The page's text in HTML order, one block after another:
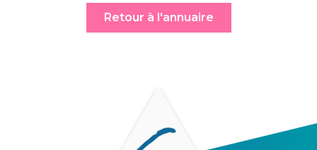
Retour à l'annuaire